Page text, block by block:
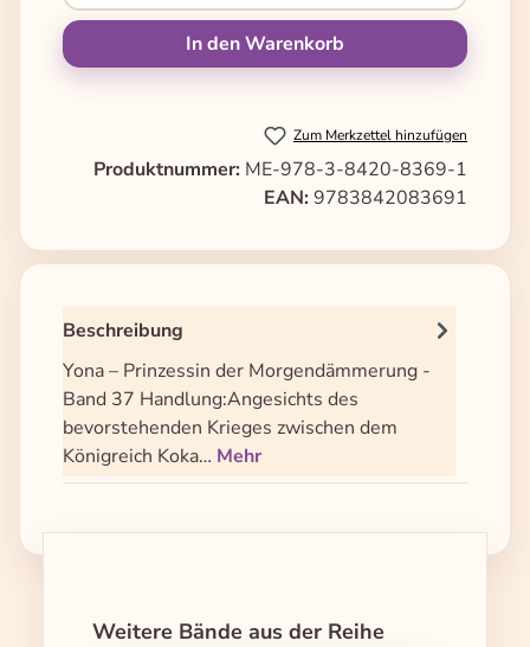
In den Warenkorb
Zum Merkzettel hinzufügen
Produktnummer: ME-978-3-8420-8369-1
EAN: 9783842083691
Beschreibung
Yona – Prinzessin der Morgendämmerung -
Band 37 Handlung:Angesichts des
bevorstehenden Krieges zwischen dem
Königreich Koka… Mehr
Produktgalerie überspringen
Weitere Bände aus der Reihe